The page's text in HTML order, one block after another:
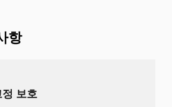
항
보호